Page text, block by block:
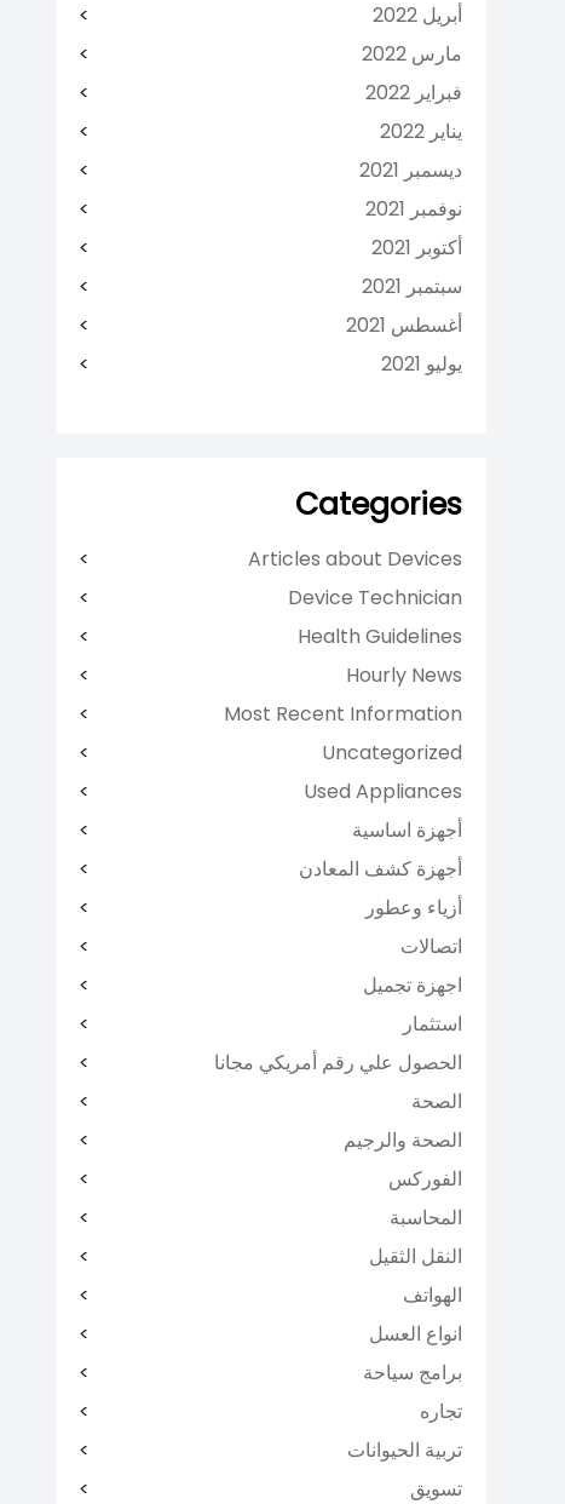
أبريل 2022
مارس 2022
فبراير 2022
يناير 2022
ديسمبر 2021
نوفمبر 2021
أكتوبر 2021
سبتمبر 2021
أغسطس 2021
يوليو 2021
Categories
Articles about Devices
Device Technician
Health Guidelines
Hourly News
Most Recent Information
Uncategorized
Used Appliances
أجهزة اساسية
أجهزة كشف المعادن
أزياء وعطور
اتصالات
اجهزة تجميل
استثمار
الحصول علي رقم أمريكي مجانا
الصحة
الصحة والرجيم
الفوركس
المحاسبة
النقل الثقيل
الهواتف
انواع العسل
برامج سياحة
تجاره
تربية الحيوانات
تسويق